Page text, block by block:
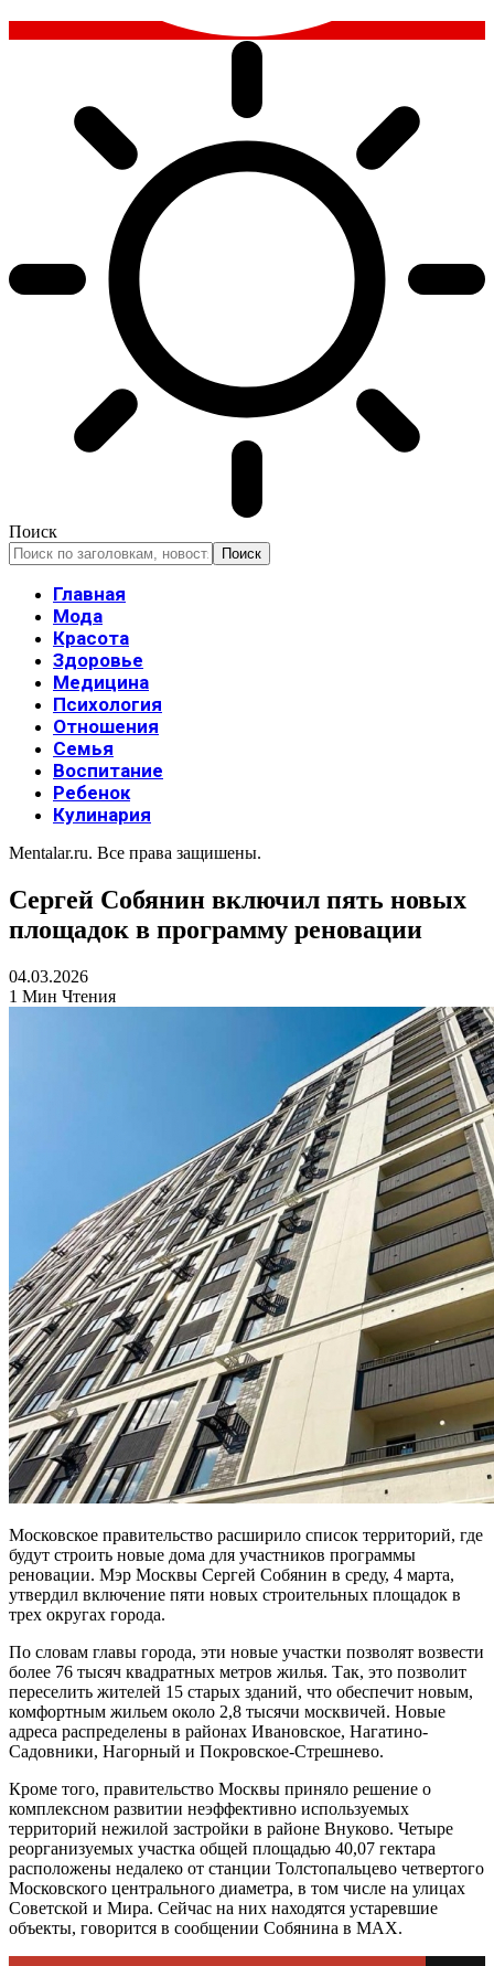
Поиск
Главная
Мода
Красота
Здоровье
Медицина
Психология
Отношения
Семья
Воспитание
Ребенок
Кулинария
Mentalar.ru. Все права защишены.
Сергей Собянин включил пять новых
площадок в программу реновации
04.03.2026
1 Мин Чтения
Московское правительство расширило список территорий, где
будут строить новые дома для участников программы
реновации. Мэр Москвы Сергей Собянин в среду, 4 марта,
утвердил включение пяти новых строительных площадок в
трех округах города.
По словам главы города, эти новые участки позволят возвести
более 76 тысяч квадратных метров жилья. Так, это позволит
переселить жителей 15 старых зданий, что обеспечит новым,
комфортным жильем около 2,8 тысячи москвичей. Новые
адреса распределены в районах Ивановское, Нагатино-
Садовники, Нагорный и Покровское-Стрешнево.
Кроме того, правительство Москвы приняло решение о
комплексном развитии неэффективно используемых
территорий нежилой застройки в районе Внуково. Четыре
реорганизуемых участка общей площадью 40,07 гектара
расположены недалеко от станции Толстопальцево четвертого
Московского центрального диаметра, в том числе на улицах
Советской и Мира. Сейчас на них находятся устаревшие
объекты, говорится в сообщении Собянина в MAX.